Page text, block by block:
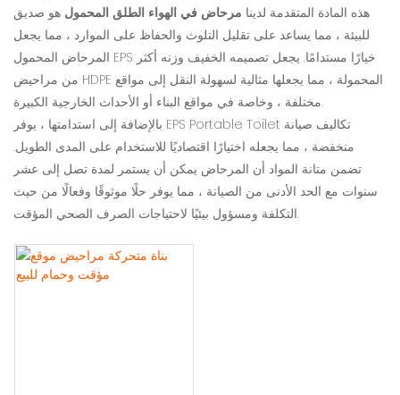
هذه المادة المتقدمة لدينا مرحاض في الهواء الطلق المحمول هو صديق
للبيئة ، مما يساعد على تقليل التلوث والحفاظ على الموارد ، مما يجعل
المرحاض المحمول EPS خيارًا مستدامًا. يجعل تصميمه الخفيف وزنه أكثر
من مراحيض HDPE المحمولة ، مما يجعلها مثالية لسهولة النقل إلى مواقع
مختلفة ، وخاصة في مواقع البناء أو الأحداث الخارجية الكبيرة.
بالإضافة إلى استدامتها ، يوفر EPS Portable Toilet تكاليف صيانة
منخفضة ، مما يجعله اختيارًا اقتصاديًا للاستخدام على المدى الطويل.
تضمن متانة المواد أن المرحاض يمكن أن يستمر لمدة تصل إلى عشر
سنوات مع الحد الأدنى من الصيانة ، مما يوفر حلًا موثوقًا وفعالًا من حيث
التكلفة ومسؤول بيئيًا لاحتياجات الصرف الصحي المؤقت.